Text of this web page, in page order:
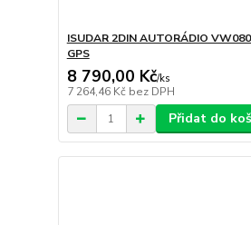
ISUDAR 2DIN AUTORÁDIO
GPS
8 790,00 Kč/ks
7 264,46 Kč bez DPH
Přidat do